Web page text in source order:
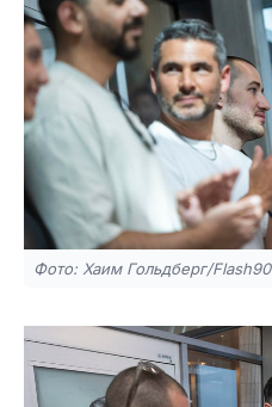
Фото: Хаим Гольдберг/Flash90